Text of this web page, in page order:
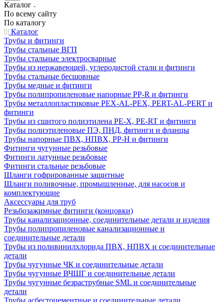
Каталог
По всему сайту
По каталогу
Каталог
Трубы и фитинги
Трубы стальные ВГП
Трубы стальные электросварные
Трубы из нержавеющей, углеродистой стали и фитинги
Трубы стальные бесшовные
Трубы медные и фитинги
Трубы полипропиленовые напорные PP-R и фитинги
Трубы металлопластиковые PEX-AL-PEX, PERT-AL-PERT и
фитинги
Трубы из сшитого полиэтилена PE-X, PE-RT и фитинги
Трубы полиэтиленовые ПЭ, ПНД, фитинги и фланцы
Трубы напорные ПВХ, НПВХ, PP-H и фитинги
Фитинги чугунные резьбовые
Фитинги латунные резьбовые
Фитинги стальные резьбовые
Шланги гофрированные защитные
Шланги поливочные, промышленные, для насосов и
комплектующие
Аксессуары для труб
Резьбозажимные фитинги (концовки)
Трубы канализационные, соединительные детали и изделия
Трубы полипропиленовые канализационные и
соединительные детали
Трубы из поливинилхлорида ПВХ, НПВХ и соединительные
детали
Трубы чугунные ЧК и соединительные детали
Трубы чугунные ВЧШГ и соединительные детали
Трубы чугунные безраструбные SML и соединительные
детали
Трубы асбестоцементные и соединительные детали